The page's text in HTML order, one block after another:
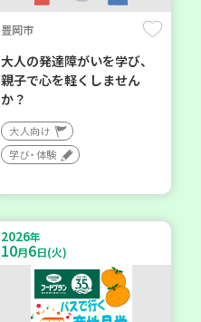
豊岡市
大人の発達障がいを学び、
親子で心を軽くしません
か？
大人向け
学び・体験
2026年
10月6日(火)